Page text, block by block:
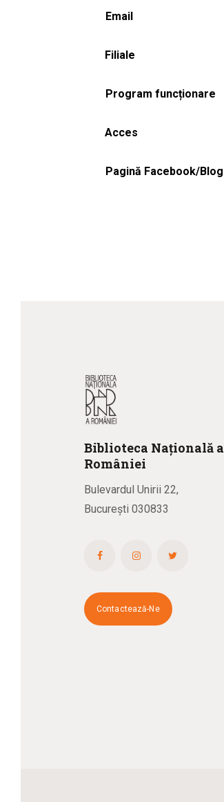
Email
Filiale
Program funcționare
Acces
Pagină Facebook/Blog
Biblioteca Națională a
României
Bulevardul Unirii 22,
București 030833
Contactează-Ne